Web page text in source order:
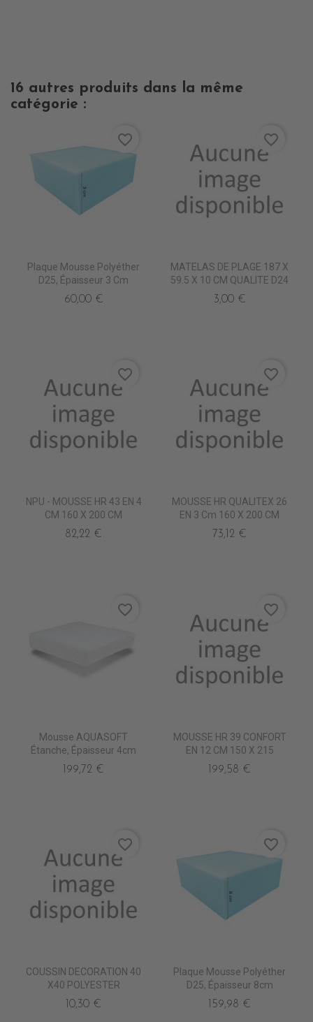
16 autres produits dans la même
catégorie :
Plaque Mousse Polyéther
D25, Épaisseur 3 Cm
60,00 €
favorite_border
MATELAS DE PLAGE 187 X
59.5 X 10 CM QUALITE D24
3,00 €
favorite_border
NPU - MOUSSE HR 43 EN 4
CM 160 X 200 CM
82,22 €
favorite_border
MOUSSE HR QUALITEX 26
EN 3 Cm 160 X 200 CM
73,12 €
favorite_border
Mousse AQUASOFT
Étanche, Épaisseur 4cm
199,72 €
favorite_border
MOUSSE HR 39 CONFORT
EN 12 CM 150 X 215
199,58 €
favorite_border
COUSSIN DECORATION 40
X40 POLYESTER
10,30 €
favorite_border
Plaque Mousse Polyéther
D25, Épaisseur 8cm
159,98 €
favorite_border